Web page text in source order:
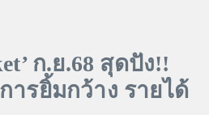
ก.ย.68 สุดปัง!!
ารยิ้มกว้าง รายได้